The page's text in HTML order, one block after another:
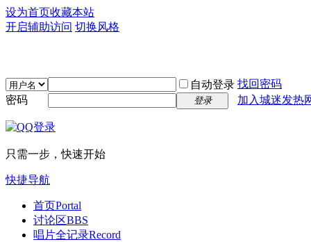
设为首页收藏本站
开启辅助访问 切换风格
自动登录 找回密码
密码
登录 加入城迷发热
只需一步，快速开始
快捷导航
首页Portal
讨论区BBS
唱片全记录Record